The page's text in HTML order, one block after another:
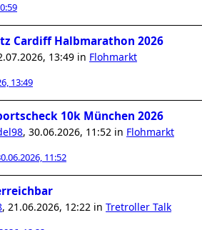
Cardiff Halbmarathon 2026
13:49 in Flohmarkt
13:49
10k München 2026
, 30.06.2026, 11:52 in Flohmarkt
11:52
, 21.06.2026, 12:22 in Tretroller Talk